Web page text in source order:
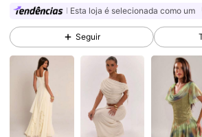
4,83 2.7M Seguidores
2.7M Seguidores
2.7M Seguidores
Esta loja é selecionada como um
Seguir